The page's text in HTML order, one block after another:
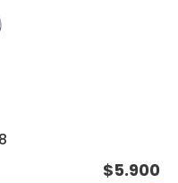
$5.900